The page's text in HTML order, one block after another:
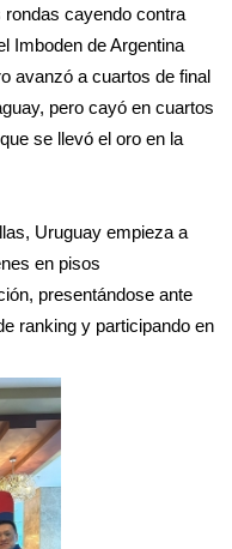
rondas cayendo contra
Imboden de Argentina
avanzó a cuartos de final
pero cayó en cuartos
se llevó el oro en la
Uruguay empieza a
en pisos
presentándose ante
ranking y participando en